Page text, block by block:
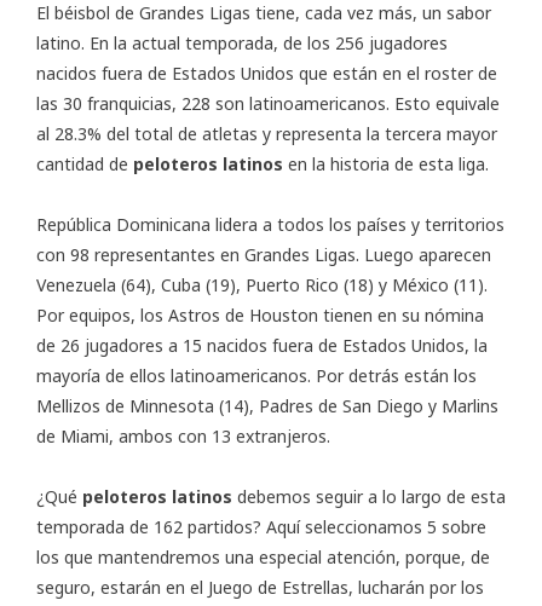
El béisbol de Grandes Ligas tiene, cada vez más, un sabor
latino. En la actual temporada, de los 256 jugadores
nacidos fuera de Estados Unidos que están en el roster de
las 30 franquicias, 228 son latinoamericanos. Esto equivale
al 28.3% del total de atletas y representa la tercera mayor
cantidad de peloteros latinos en la historia de esta liga.
República Dominicana lidera a todos los países y territorios
con 98 representantes en Grandes Ligas. Luego aparecen
Venezuela (64), Cuba (19), Puerto Rico (18) y México (11).
Por equipos, los Astros de Houston tienen en su nómina
de 26 jugadores a 15 nacidos fuera de Estados Unidos, la
mayoría de ellos latinoamericanos. Por detrás están los
Mellizos de Minnesota (14), Padres de San Diego y Marlins
de Miami, ambos con 13 extranjeros.
¿Qué peloteros latinos debemos seguir a lo largo de esta
temporada de 162 partidos? Aquí seleccionamos 5 sobre
los que mantendremos una especial atención, porque, de
seguro, estarán en el Juego de Estrellas, lucharán por los